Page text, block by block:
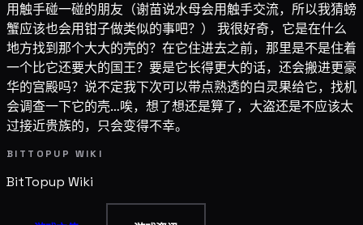
用触手碰一碰的朋友（谢苗说水母会用触手交流，所以我猜螃
蟹应该也会用钳子做类似的事吧？） 我很好奇，它是在什么
地方找到那个大大的壳的？在它住进去之前，那里是不是住着
一个比它还要大的国王？要是它长得更大的话，还会搬进更豪
华的宫殿吗？说不定我下次可以带点熟透的白灵果给它，找机
会调查一下它的壳…唉，想了想还是算了，大盗还是不应该太
过接近贵族的，只会变得不幸。
BITTOPUP WIKI
BitTopup Wiki